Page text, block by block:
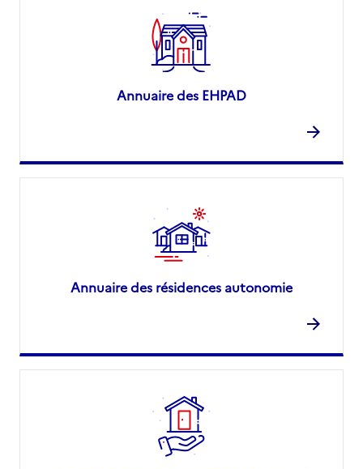
Annuaire des EHPAD
Annuaire des résidences autonomie